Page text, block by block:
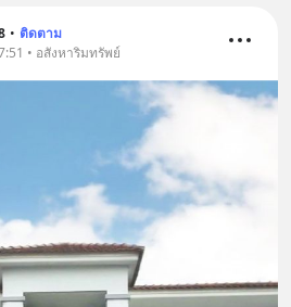
• ติดตาม
• อสังหาริมทรัพย์